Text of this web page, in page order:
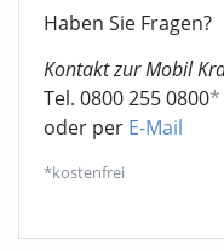
Haben Sie Fragen?
Kontakt zur Mobil
Tel. 0800 255 0800*
oder per E-Mail
*kostenfrei